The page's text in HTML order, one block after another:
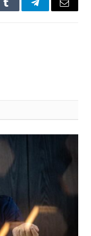
Tumblr TelegramEmail